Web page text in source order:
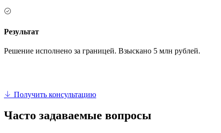
Результат
Решение исполнено за границей. Взыскано 5 млн рублей.
Получить консультацию
Часто задаваемые вопросы